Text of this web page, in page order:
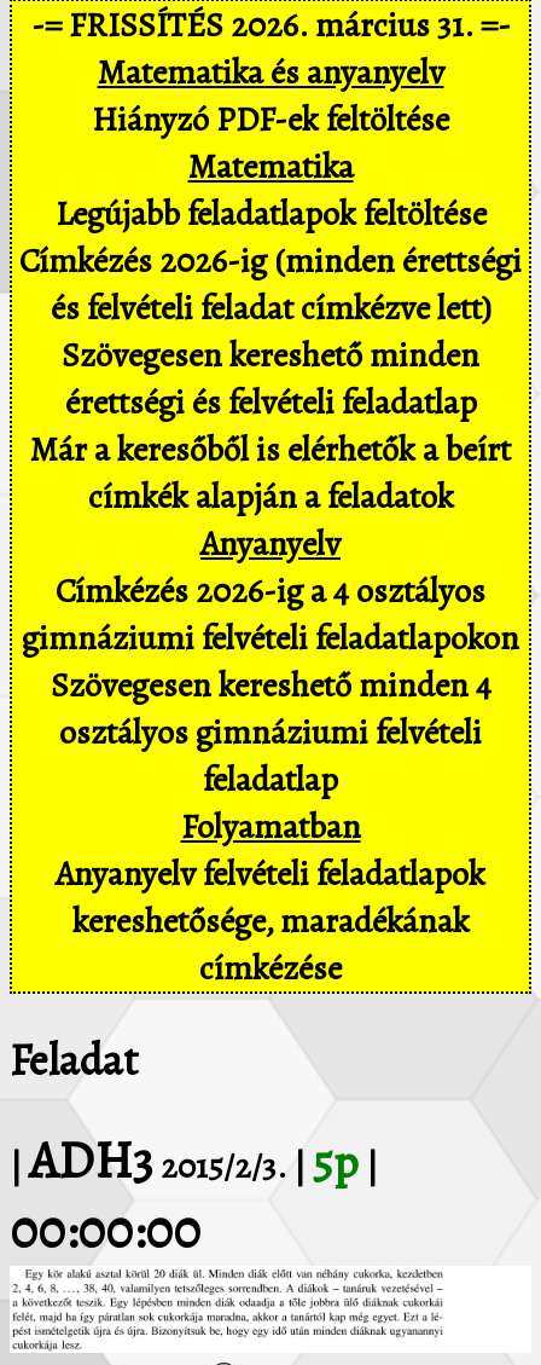
-= FRISSÍTÉS 2026. március 31. =-
Matematika és anyanyelv
Hiányzó PDF-ek feltöltése
Matematika
Legújabb feladatlapok feltöltése
Címkézés 2026-ig (minden érettségi
és felvételi feladat címkézve lett)
Szövegesen kereshető minden
érettségi és felvételi feladatlap
Már a keresőből is elérhetők a beírt
címkék alapján a feladatok
Anyanyelv
Címkézés 2026-ig a 4 osztályos
gimnáziumi felvételi feladatlapokon
Szövegesen kereshető minden 4
osztályos gimnáziumi felvételi
feladatlap
Folyamatban
Anyanyelv felvételi feladatlapok
kereshetősége, maradékának
címkézése
Feladat
|ADH32015/2/3. | 5p |
00:00:00